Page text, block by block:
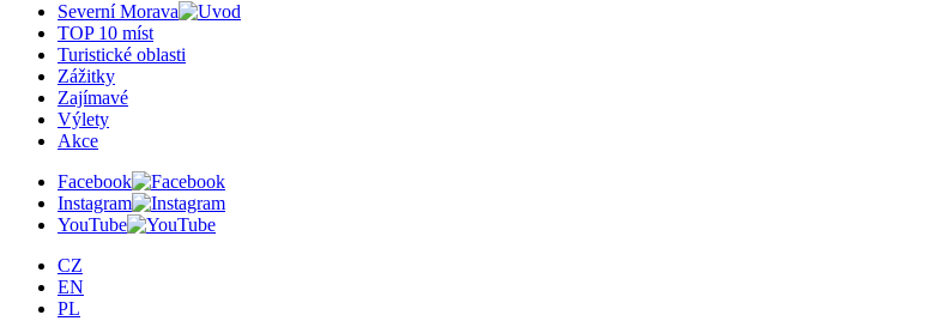
Severní Morava
TOP 10 míst
Turistické oblasti
Zážitky
Zajímavé
Výlety
Akce
Facebook
Instagram
YouTube
CZ
EN
PL